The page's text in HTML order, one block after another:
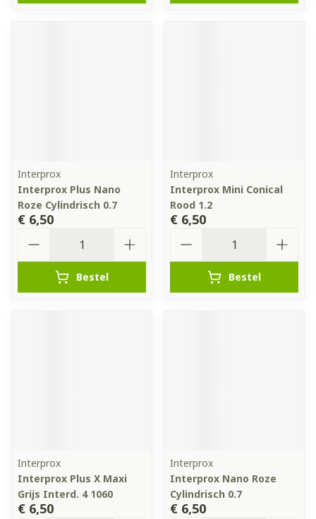
Interprox
Interprox Plus Nano
Roze Cylindrisch 0.7
€ 6,50
Bestel
Interprox
Interprox Mini Conical
Rood 1.2
€ 6,50
Bestel
Interprox
Interprox Plus X Maxi
Grijs Interd. 4 1060
€ 6,50
Interprox
Interprox Nano Roze
Cylindrisch 0.7
€ 6,50